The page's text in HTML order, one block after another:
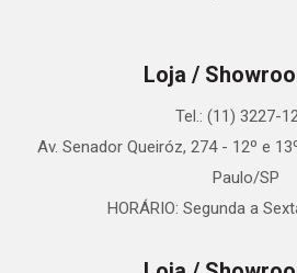
Loja /
Tel.: (11) 3227-
Av. Senador Queiróz, 274 - 12º e
Paulo/SP
HORÁRIO: Segunda a